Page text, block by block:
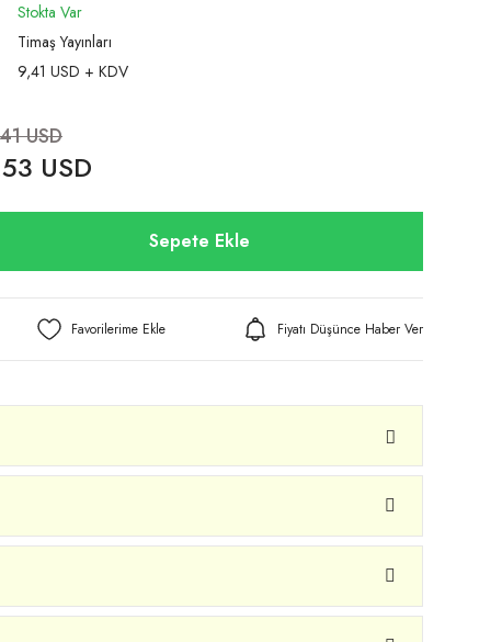
Stokta Var
Timaş Yayınları
9,41 USD + KDV
USD
USD
Sepete Ekle
Fiyatı Düşünce Haber Ver